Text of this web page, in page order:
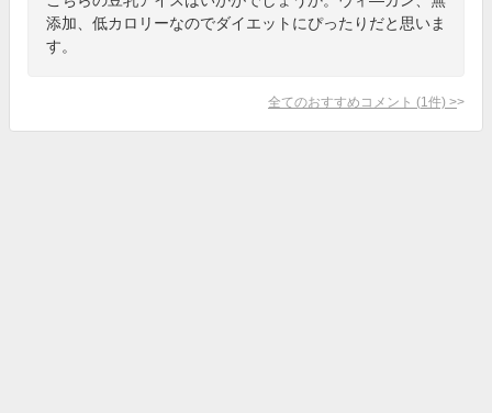
添加、低カロリーなのでダイエットにぴったりだと思いま
す。
全てのおすすめコメント (1 件) >